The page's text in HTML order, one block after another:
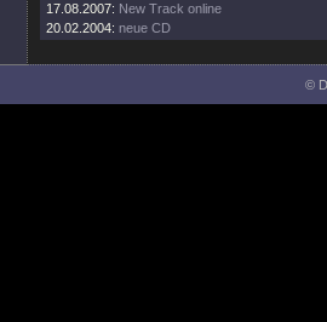
17.08.2007: New Track online
20.02.2004: neue CD
©